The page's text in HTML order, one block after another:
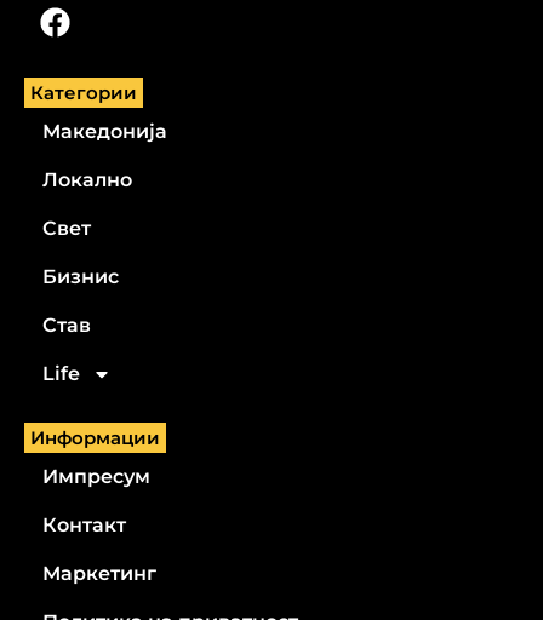
Категории
Македонија
Локално
Свет
Бизнис
Став
Life
Информации
Импресум
Контакт
Маркетинг